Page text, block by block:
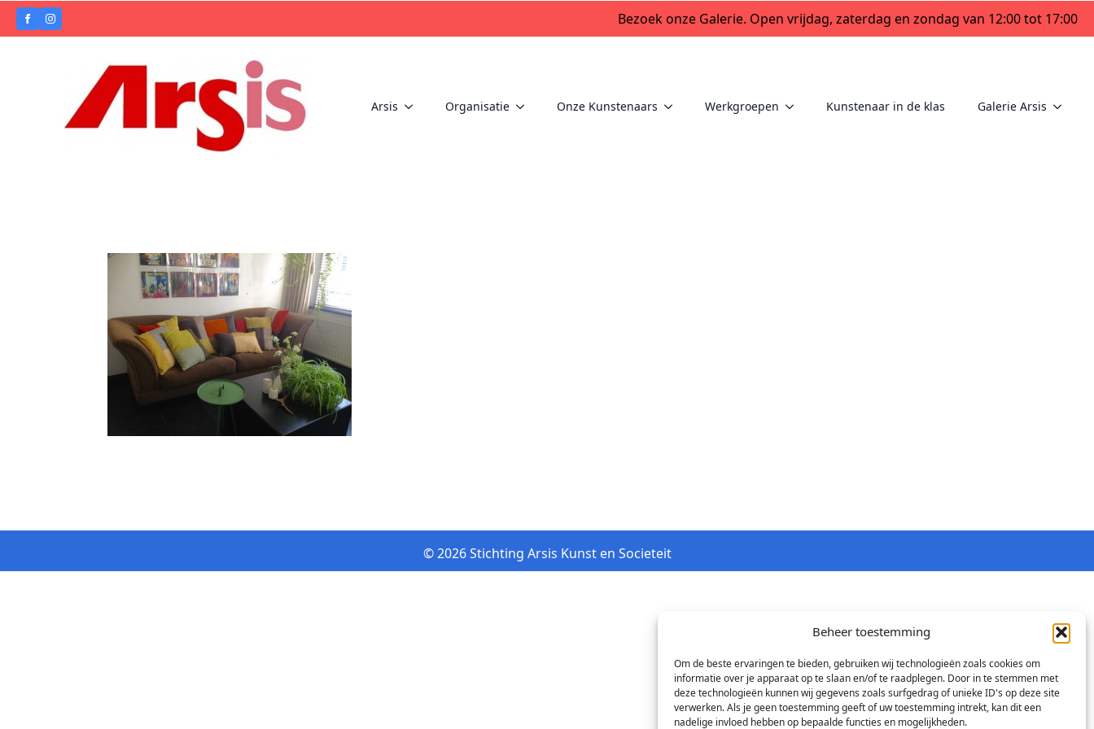
Beheer toestemming
Om de beste ervaringen te bieden, gebruiken wij technologieën zoals cookies om
informatie over je apparaat op te slaan en/of te raadplegen. Door in te stemmen met
deze technologieën kunnen wij gegevens zoals surfgedrag of unieke ID's op deze site
verwerken. Als je geen toestemming geeft of uw toestemming intrekt, kan dit een
nadelige invloed hebben op bepaalde functies en mogelijkheden.
Bezoek onze Galerie. Open vrijdag, zaterdag en zondag van 12:00 tot 17:00
Arsis Organisatie Onze Kunstenaars Werkgroepen Kunstenaar in de klas Galerie Arsis
© 2026 Stichting Arsis Kunst en Societeit